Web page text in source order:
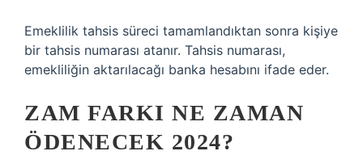
Emeklilik tahsis süreci tamamlandıktan sonra kişiye
bir tahsis numarası atanır. Tahsis numarası,
emekliliğin aktarılacağı banka hesabını ifade eder.
ZAM FARKI NE ZAMAN
ÖDENECEK 2024?